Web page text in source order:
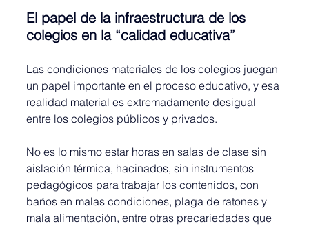
El papel de la infraestructura de los
colegios en la “calidad educativa”
Las condiciones materiales de los colegios juegan
un papel importante en el proceso educativo, y esa
realidad material es extremadamente desigual
entre los colegios públicos y privados.
No es lo mismo estar horas en salas de clase sin
aislación térmica, hacinados, sin instrumentos
pedagógicos para trabajar los contenidos, con
baños en malas condiciones, plaga de ratones y
mala alimentación, entre otras precariedades que